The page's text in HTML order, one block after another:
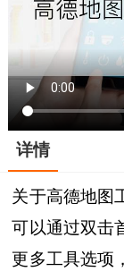
详情
关于高德地图
可以通过双击
更多工具选项